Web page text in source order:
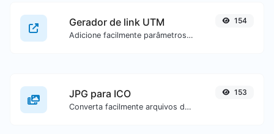
Gerador de link UTM
Adicione facilmente parâmetros UTM válidos e gere um link rastreável UTM.
154
JPG para ICO
Converta facilmente arquivos de imagem JPG para ICO.
153